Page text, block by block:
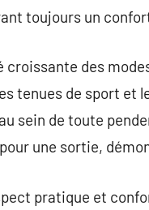
toujours un
croissante des
tenues de sport et
sein de toute
une sortie,
pratique et